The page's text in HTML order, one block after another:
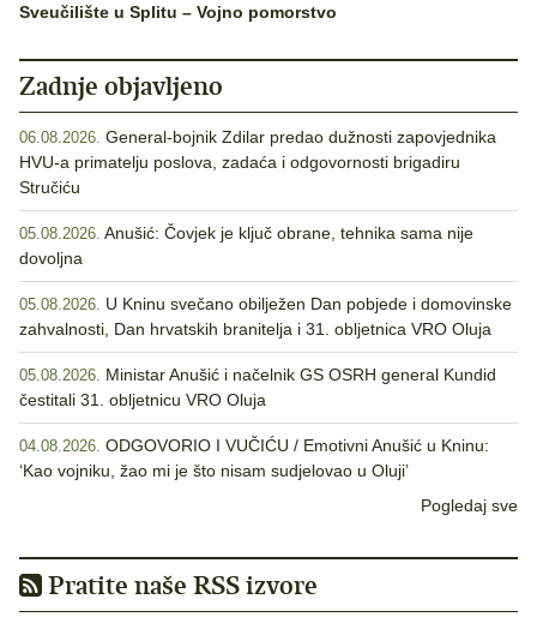
Sveučilište u Splitu – Vojno pomorstvo
Zadnje objavljeno
06.08.2026. General-bojnik Zdilar predao dužnosti zapovjednika
HVU-a primatelju poslova, zadaća i odgovornosti brigadiru
Stručiću
05.08.2026. Anušić: Čovjek je ključ obrane, tehnika sama nije
dovoljna
05.08.2026. U Kninu svečano obilježen Dan pobjede i domovinske
zahvalnosti, Dan hrvatskih branitelja i 31. obljetnica VRO Oluja
05.08.2026. Ministar Anušić i načelnik GS OSRH general Kundid
čestitali 31. obljetnicu VRO Oluja
04.08.2026. ODGOVORIO I VUČIĆU / Emotivni Anušić u Kninu:
‘Kao vojniku, žao mi je što nisam sudjelovao u Oluji’
Pogledaj sve
Pratite naše RSS izvore